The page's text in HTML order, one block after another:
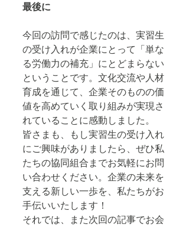
最後に
今回の訪問で感じたのは、実習生
の受け入れが企業にとって「単な
る労働力の補充」にとどまらない
ということです。文化交流や人材
育成を通じて、企業そのものの価
値を高めていく取り組みが実現さ
れていることに感動しました。
皆さまも、もし実習生の受け入れ
にご興味がありましたら、ぜひ私
たちの協同組合までお気軽にお問
い合わせください。企業の未来を
支える新しい一歩を、私たちがお
手伝いいたします！
それでは、また次回の記事でお会